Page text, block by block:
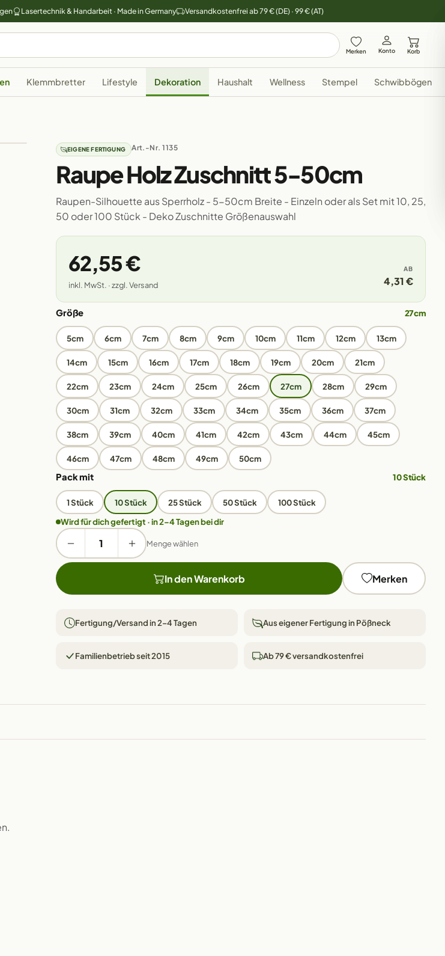
Lasertechnik & Handarbeit · Made in Germany Versandkostenfrei ab 79 € (DE) · 99 € (AT)
Merken Konto Korb
Klemmbretter Lifestyle Dekoration Haushalt Wellness Stempel Schwibbögen
EIGENE FERTIGUNG Art.-Nr. 1135
Raupe Holz Zuschnitt 5-50cm
Raupen-Silhouette aus Sperrholz - 5-50cm Breite - Einzeln oder als Set mit 10, 25,
50 oder 100 Stück - Deko Zuschnitte Größenauswahl
62,55 €
inkl. MwSt. · zzgl. Versand
AB
4,31 €
Größe 27cm
5cm 6cm 7cm 8cm 9cm 10cm 11cm 12cm 13cm
14cm 15cm 16cm 17cm 18cm 19cm 20cm 21cm
22cm 23cm 24cm 25cm 26cm 27cm 28cm 29cm
30cm 31cm 32cm 33cm 34cm 35cm 36cm 37cm
38cm 39cm 40cm 41cm 42cm 43cm 44cm 45cm
46cm 47cm 48cm 49cm 50cm
Pack mit 10 Stück
1 Stück 10 Stück 25 Stück 50 Stück
100 Stück
Wird für dich gefertigt · in 2–4 Tagen bei dir
Menge wählen
In den Warenkorb Merken
Fertigung/Versand in 2–4 Tagen Aus eigener Fertigung in Pößneck
Familienbetrieb seit 2015 Ab 79 € versandkostenfrei